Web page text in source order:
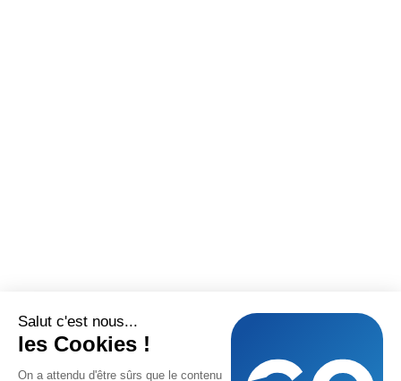
Salut c'est nous...
les Cookies !
On a attendu d'être sûrs que le contenu